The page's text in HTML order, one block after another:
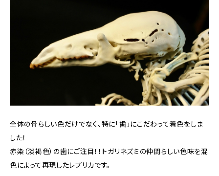
全体の骨らしい色だけでなく、特に「歯」にこだわって着色をしま
した！
赤染（淡褐色）の歯にご注目！！トガリネズミの仲間らしい色味を混
色によって再現したレプリカです。